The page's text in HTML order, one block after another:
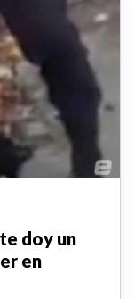
doy un
en